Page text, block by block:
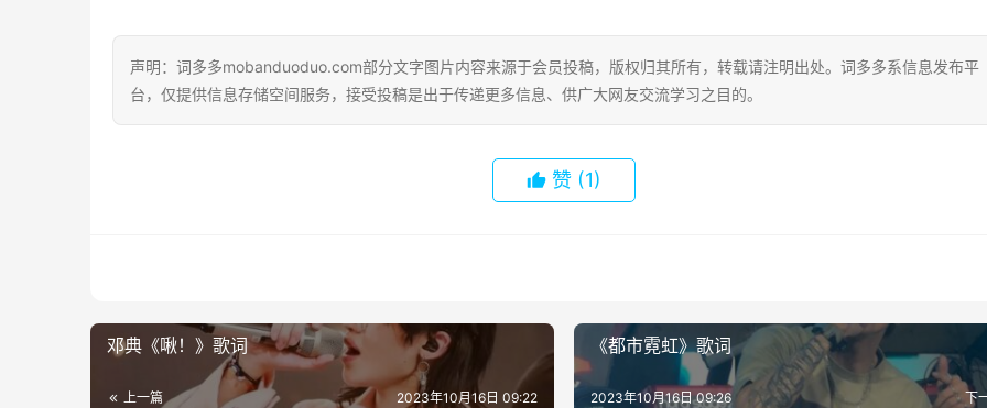
声明：词多多mobanduoduo.com部分文字图片内容来源于会员投稿，版权归其所有，转载请注明出处。词多多系信息发布平
台，仅提供信息存储空间服务，接受投稿是出于传递更多信息、供广大网友交流学习之目的。
赞 (1)
邓典《啾！》歌词
上一篇 2023年10月16日 09:22
《都市霓虹》歌词
下
2023年10月16日 09:26